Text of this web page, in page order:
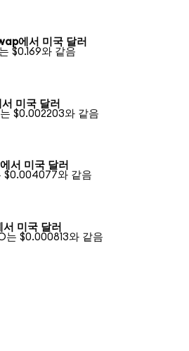
에서 미국 달러
$0.169와 같음
미국 달러
$0.002203와 같음
서 미국 달러
$0.004077와 같음
미국 달러
는 $0.000813와 같음